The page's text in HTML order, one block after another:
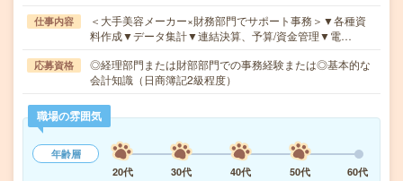
仕事内容
＜大手美容メーカー×財務部門でサポート事務＞▼各種資
料作成▼データ集計▼連結決算、予算/資金管理▼電…
応募資格
◎経理部門または財部部門での事務経験または◎基本的な
会計知識（日商簿記2級程度）
職場の雰囲気
年齢層
20代
30代 40代 50代
60代